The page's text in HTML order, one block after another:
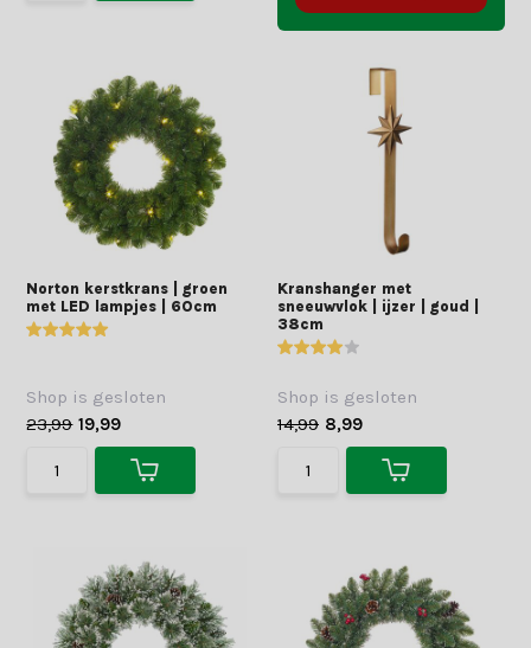
Norton kerstkrans | groen
met LED lampjes | 60cm
Shop is gesloten
23,99 19,99
Kranshanger met
sneeuwvlok | ijzer | goud |
38cm
Shop is gesloten
14,99 8,99